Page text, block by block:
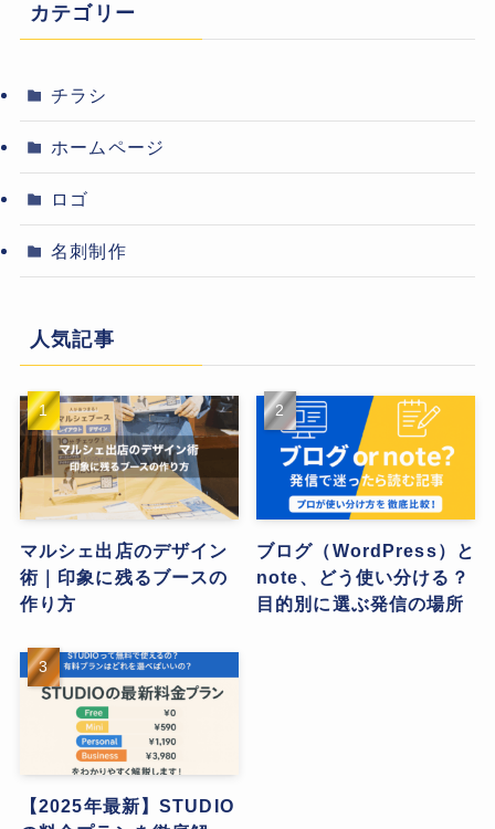
カテゴリー
チラシ
ホームページ
ロゴ
名刺制作
人気記事
マルシェ出店のデザイン
術｜印象に残るブースの
作り方
ブログ（WordPress）と
note、どう使い分ける？
目的別に選ぶ発信の場所
【2025年最新】STUDIO